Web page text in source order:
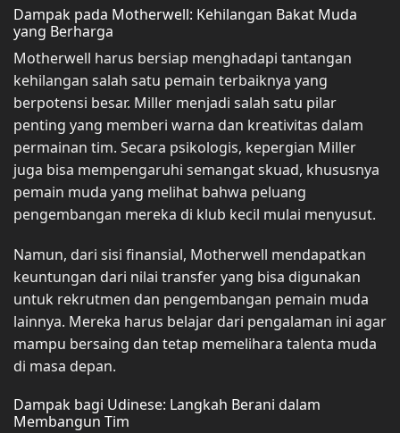
Dampak pada Motherwell: Kehilangan Bakat Muda
yang Berharga
Motherwell harus bersiap menghadapi tantangan
kehilangan salah satu pemain terbaiknya yang
berpotensi besar. Miller menjadi salah satu pilar
penting yang memberi warna dan kreativitas dalam
permainan tim. Secara psikologis, kepergian Miller
juga bisa mempengaruhi semangat skuad, khususnya
pemain muda yang melihat bahwa peluang
pengembangan mereka di klub kecil mulai menyusut.
Namun, dari sisi finansial, Motherwell mendapatkan
keuntungan dari nilai transfer yang bisa digunakan
untuk rekrutmen dan pengembangan pemain muda
lainnya. Mereka harus belajar dari pengalaman ini agar
mampu bersaing dan tetap memelihara talenta muda
di masa depan.
Dampak bagi Udinese: Langkah Berani dalam
Membangun Tim